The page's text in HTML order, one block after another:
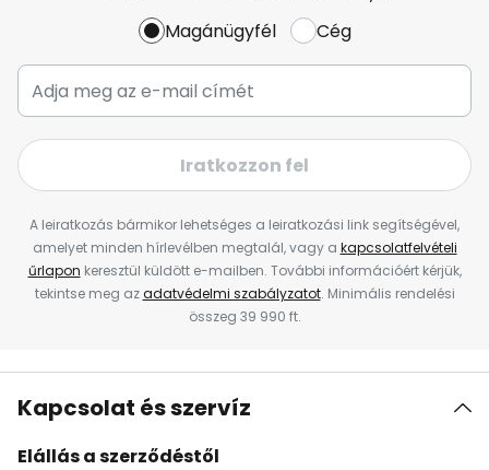
Magánügyfél Cég
Iratkozzon fel
A leiratkozás bármikor lehetséges a leiratkozási link segítségével,
amelyet minden hírlevélben megtalál, vagy a kapcsolatfelvételi
űrlapon keresztül küldött e-mailben. További információért kérjük,
tekintse meg azadatvédelmi szabályzatot. Minimális rendelési
összeg 39 990 ft.
Kapcsolat és szervíz
Elállás a szerződéstől